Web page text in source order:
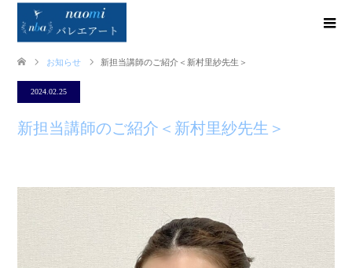
お知らせ 新担当講師のご紹介＜新村里紗先生＞
2024.02.25
新担当講師のご紹介＜新村里紗先生＞